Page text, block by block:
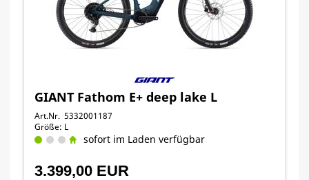
GIANT Fathom E+ deep lake L
Art.Nr. 5332001187
Größe: L
sofort im Laden verfügbar
3.399,00 EUR